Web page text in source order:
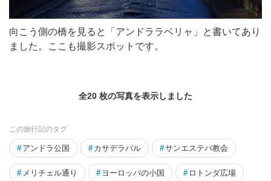
向こう側の橋を見ると「アンドララベリャ」と書いてあり
ました。ここも撮影スポットです。
全20 枚の写真を表示しました
この旅行記のタグ
# アンドラ公国 # カサデラバル #サンエステバ教会
# メリチェル通り # ヨーロッパの小国 # ロトンダ広場